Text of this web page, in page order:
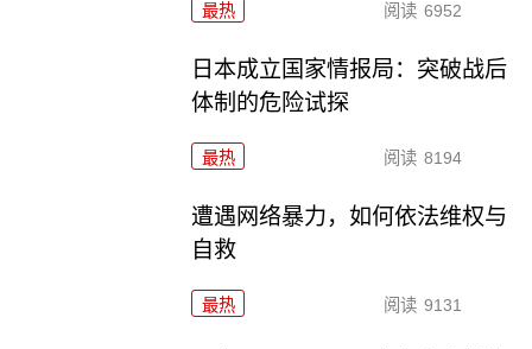
最热 阅读 6952
日本成立国家情报局：突破战后
体制的危险试探
最热 阅读 8194
遭遇网络暴力，如何依法维权与
自救
最热 阅读 9131